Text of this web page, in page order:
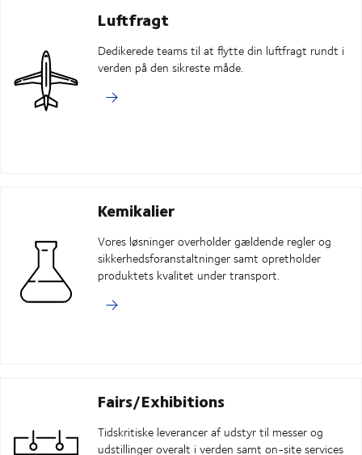
Luftfragt
Dedikerede teams til at flytte din luftfragt rundt i
verden på den sikreste måde.
Kemikalier
Vores løsninger overholder gældende regler og
sikkerhedsforanstaltninger samt opretholder
produktets kvalitet under transport.
Fairs/Exhibitions
Tidskritiske leverancer af udstyr til messer og
udstillinger overalt i verden samt on-site services